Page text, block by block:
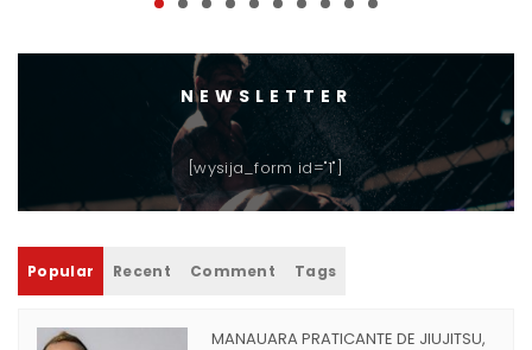
NEWSLETTER
[wysija_form id="1"]
Popular Recent Comment Tags
MANAUARA PRATICANTE DE JIUJITSU,